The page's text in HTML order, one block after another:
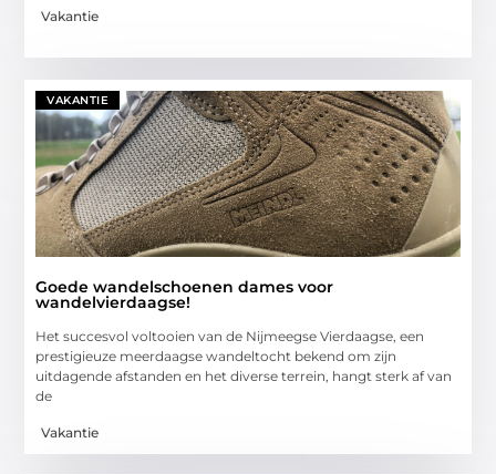
Vakantie
VAKANTIE
Goede wandelschoenen dames voor
wandelvierdaagse!
Het succesvol voltooien van de Nijmeegse Vierdaagse, een
prestigieuze meerdaagse wandeltocht bekend om zijn
uitdagende afstanden en het diverse terrein, hangt sterk af van
de
Vakantie